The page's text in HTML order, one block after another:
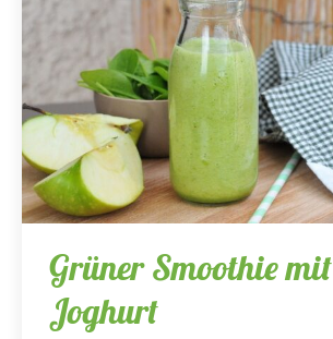
Grüner Smoothie mit
Joghurt